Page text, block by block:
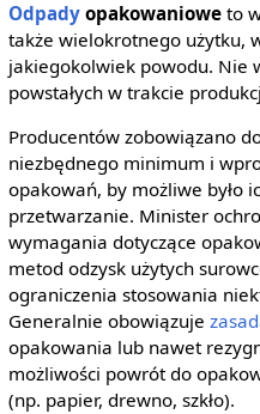
Odpadyopakowanioweto
także wielokrotnego użytku,
jakiegokolwiek powodu. Nie
powstałych w trakcie
Producentów zobowiązano
niezbędnego minimum i
opakowań, by możliwe było
przetwarzanie. Minister
wymagania dotyczące
metod odzysk użytych
ograniczenia stosowania
Generalnie obowiązuje
opakowania lub nawet
możliwości powrót do
(np. papier, drewno, szkło).